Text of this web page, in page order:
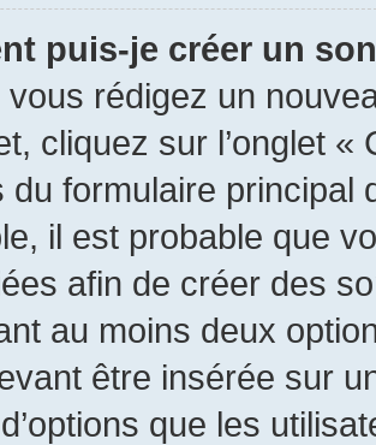
puis-je créer un
vous rédigez un
cliquez sur l’onglet
du formulaire principal
il est probable que
afin de créer des
au moins deux
être insérée sur
que les